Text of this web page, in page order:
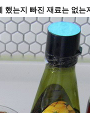
했는지 빠진 재료는 없는